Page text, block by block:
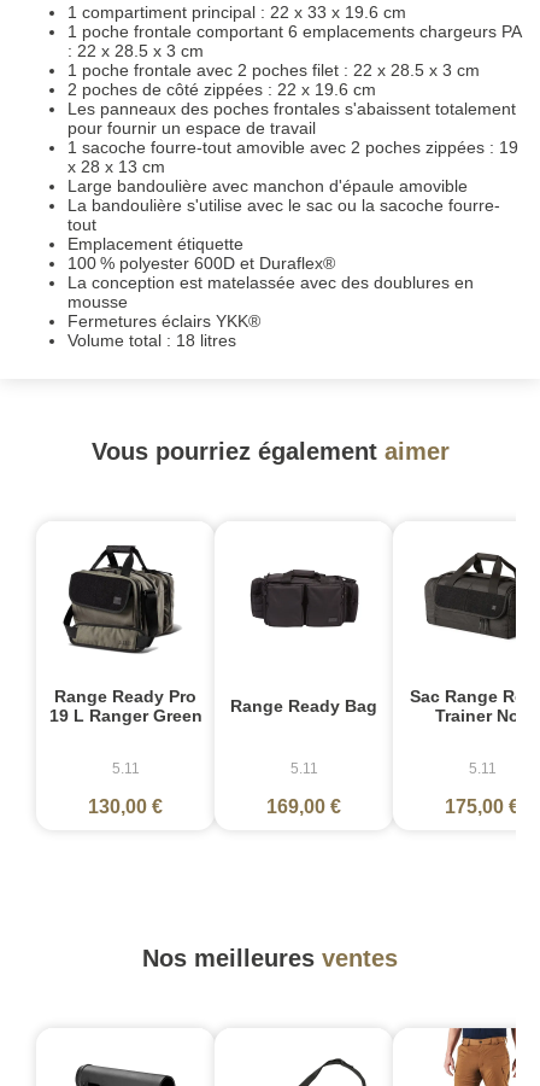
1 compartiment principal : 22 x 33 x 19.6 cm
1 poche frontale comportant 6 emplacements chargeurs PA
: 22 x 28.5 x 3 cm
1 poche frontale avec 2 poches filet : 22 x 28.5 x 3 cm
2 poches de côté zippées : 22 x 19.6 cm
Les panneaux des poches frontales s'abaissent totalement
pour fournir un espace de travail
1 sacoche fourre-tout amovible avec 2 poches zippées : 19
x 28 x 13 cm
Large bandoulière avec manchon d'épaule amovible
La bandoulière s'utilise avec le sac ou la sacoche fourre-
tout
Emplacement étiquette
100 % polyester 600D et Duraflex®
La conception est matelassée avec des doublures en
mousse
Fermetures éclairs YKK®
Volume total : 18 litres
Vous pourriez également aimer
Range Ready Pro
19 L Ranger Green
5.11
130,00 €
Range Ready Bag
5.11
169,00 €
Sac Range
Trainer Noir
5.11
175,00 €
Nos meilleures ventes